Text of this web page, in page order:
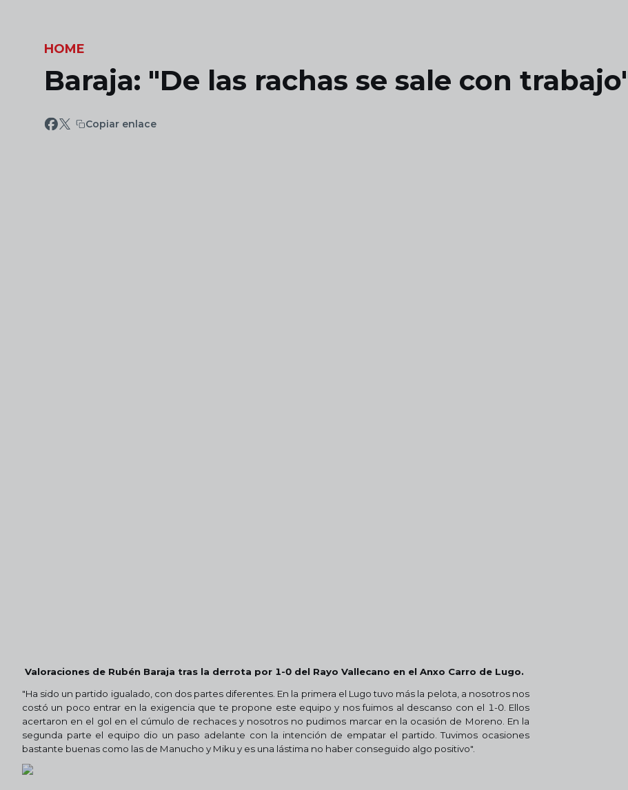
HOME
Baraja: "De las rachas se sale con
Copiar enlace
Valoraciones de Rubén Baraja tras la derrota por 1-0 del Rayo Vallecano en el Anxo Carro de Lugo.
"Ha sido un partido igualado, con dos partes diferentes. En la primera el Lugo tuvo más la pelota, a nosotros nos
costó un poco entrar en la exigencia que te propone este equipo y nos fuimos al descanso con el 1-0. Ellos
acertaron en el gol en el cúmulo de rechaces y nosotros no pudimos marcar en la ocasión de Moreno. En la
segunda parte el equipo dio un paso adelante con la intención de empatar el partido. Tuvimos ocasiones
bastante buenas como las de Manucho y Miku y es una lástima no haber conseguido algo positivo".